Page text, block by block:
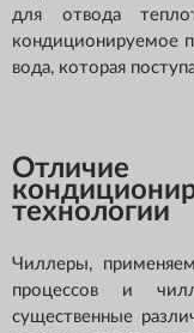
для отвода
кондиционируемое
вода, которая
технологии
Чиллеры,
процессов и
существенные